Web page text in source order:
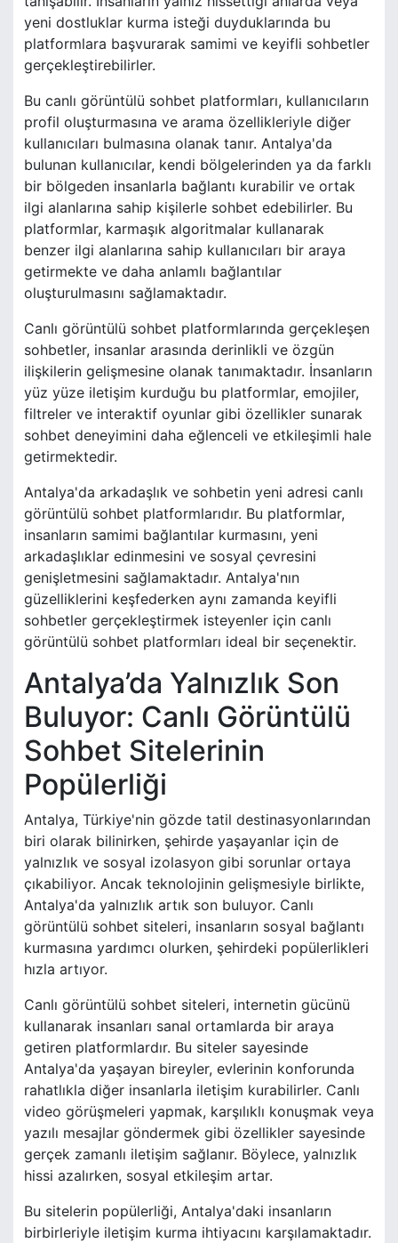
yeni dostluklar kurma isteği duyduklarında bu
platformlara başvurarak samimi ve keyifli sohbetler
gerçekleştirebilirler.
Bu canlı görüntülü sohbet platformları, kullanıcıların
profil oluşturmasına ve arama özellikleriyle diğer
kullanıcıları bulmasına olanak tanır. Antalya'da
bulunan kullanıcılar, kendi bölgelerinden ya da farklı
bir bölgeden insanlarla bağlantı kurabilir ve ortak
ilgi alanlarına sahip kişilerle sohbet edebilirler. Bu
platformlar, karmaşık algoritmalar kullanarak
benzer ilgi alanlarına sahip kullanıcıları bir araya
getirmekte ve daha anlamlı bağlantılar
oluşturulmasını sağlamaktadır.
Canlı görüntülü sohbet platformlarında gerçekleşen
sohbetler, insanlar arasında derinlikli ve özgün
ilişkilerin gelişmesine olanak tanımaktadır. İnsanların
yüz yüze iletişim kurduğu bu platformlar, emojiler,
filtreler ve interaktif oyunlar gibi özellikler sunarak
sohbet deneyimini daha eğlenceli ve etkileşimli hale
getirmektedir.
Antalya'da arkadaşlık ve sohbetin yeni adresi canlı
görüntülü sohbet platformlarıdır. Bu platformlar,
insanların samimi bağlantılar kurmasını, yeni
arkadaşlıklar edinmesini ve sosyal çevresini
genişletmesini sağlamaktadır. Antalya'nın
güzelliklerini keşfederken aynı zamanda keyifli
sohbetler gerçekleştirmek isteyenler için canlı
görüntülü sohbet platformları ideal bir seçenektir.
Antalya’da Yalnızlık Son
Buluyor: Canlı Görüntülü
Sohbet Sitelerinin
Popülerliği
Antalya, Türkiye'nin gözde tatil destinasyonlarından
biri olarak bilinirken, şehirde yaşayanlar için de
yalnızlık ve sosyal izolasyon gibi sorunlar ortaya
çıkabiliyor. Ancak teknolojinin gelişmesiyle birlikte,
Antalya'da yalnızlık artık son buluyor. Canlı
görüntülü sohbet siteleri, insanların sosyal bağlantı
kurmasına yardımcı olurken, şehirdeki popülerlikleri
hızla artıyor.
Canlı görüntülü sohbet siteleri, internetin gücünü
kullanarak insanları sanal ortamlarda bir araya
getiren platformlardır. Bu siteler sayesinde
Antalya'da yaşayan bireyler, evlerinin konforunda
rahatlıkla diğer insanlarla iletişim kurabilirler. Canlı
video görüşmeleri yapmak, karşılıklı konuşmak veya
yazılı mesajlar göndermek gibi özellikler sayesinde
gerçek zamanlı iletişim sağlanır. Böylece, yalnızlık
hissi azalırken, sosyal etkileşim artar.
Bu sitelerin popülerliği, Antalya'daki insanların
birbirleriyle iletişim kurma ihtiyacını karşılamaktadır.